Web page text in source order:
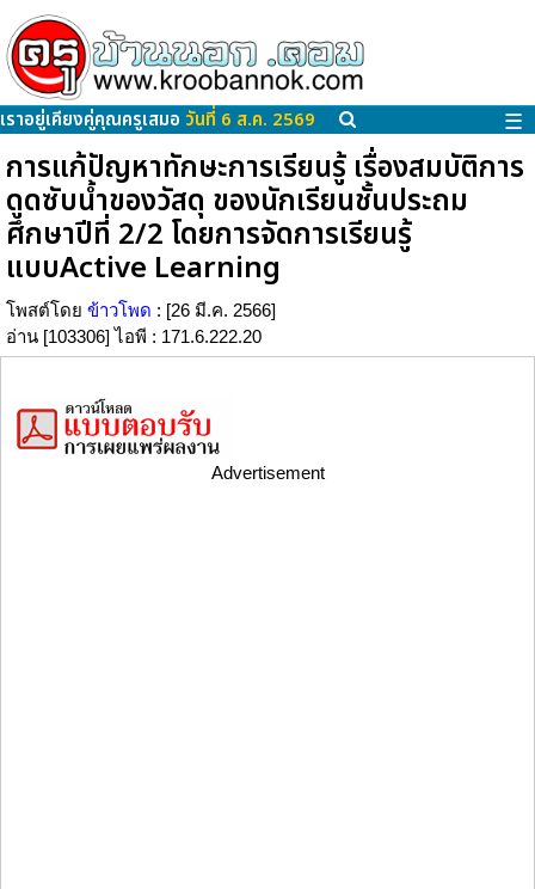
เราอยู่เคียงคู่คุณครูเสมอ วันที่ 6 ส.ค. 2569 ☰
การแก้ปัญหาทักษะการเรียนรู้ เรื่องสมบัติการ
ดูดซับน้ำของวัสดุ ของนักเรียนชั้นประถม
ศึกษาปีที่ 2/2 โดยการจัดการเรียนรู้
แบบActive Learning
โพสต์โดย ข้าวโพด : [26 มี.ค. 2566]
อ่าน [103306] ไอพี : 171.6.222.20
Advertisement